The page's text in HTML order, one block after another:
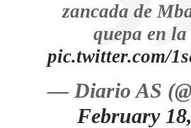
zancada de
quepa en
pic.twitter.com/
— Diario AS
February